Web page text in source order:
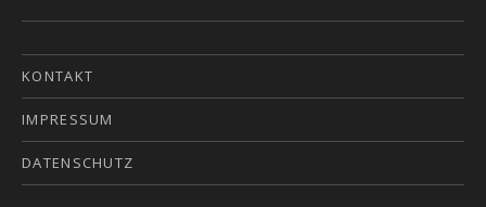
KONTAKT
IMPRESSUM
DATENSCHUTZ